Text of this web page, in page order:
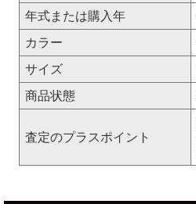
年式または購入年
カラー
サイズ
商品状態
査定のプラスポイント